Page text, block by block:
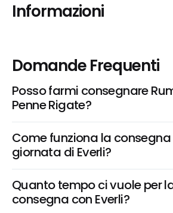
Informazioni
Domande Frequenti
Posso farmi consegnare
Penne Rigate?
Come funziona la consegna
giornata di Everli?
Quanto tempo ci vuole per
consegna con Everli?